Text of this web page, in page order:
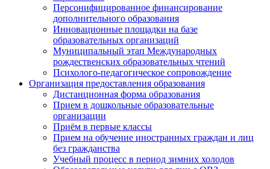
Персонифицированное финансирование
дополнительного образования
Инновационные площадки на базе
образовательных организаций
Муниципальный этап Международных
рождественских образовательных чтений
Психолого-педагогическое сопровождение
Организация предоставления образования
Дистанционная форма образования
Прием в дошкольные образовательные
организации
Приём в первые классы
Прием на обучение иностранных граждан и лиц
без гражданства
Учебный процесс в период зимних холодов